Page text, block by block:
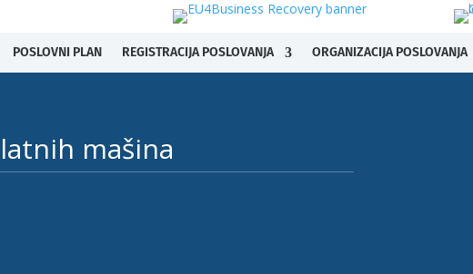
POSLOVNI PLAN REGISTRACIJA POSLOVANJA ORGANIZACIJA POSLOVANJA
mašina